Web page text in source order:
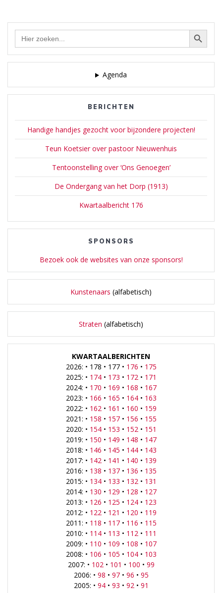
Zoek Zoekknop
Agenda
BERICHTEN
Handige handjes gezocht voor bijzondere projecten!
Teun Koetsier over pastoor Nieuwenhuis
Tentoonstelling over ‘Ons Genoegen’
De Ondergang van het Dorp (1913)
Kwartaalbericht 176
SPONSORS
Bezoek ook de websites van onze sponsors!
Kunstenaars (alfabetisch)
Straten (alfabetisch)
KWARTAALBERICHTEN
2026: • 178 • 177 • 176 • 175
2025: • 174• 173 • 172• 171
2024: • 170 • 169 • 168 • 167
2023: • 166 • 165 • 164• 163
2022: • 162• 161 • 160 • 159
2021: • 158 • 157• 156 • 155
2020: • 154• 153 • 152• 151
2019: • 150 • 149 • 148 • 147
2018: • 146 • 145 • 144• 143
2017: • 142• 141 • 140 • 139
2016: • 138 • 137• 136 • 135
2015: • 134• 133 • 132• 131
2014: • 130 • 129 • 128 • 127
2013: • 126 • 125 • 124• 123
2012: • 122• 121 • 120 • 119
2011: • 118 • 117• 116 • 115
2010: • 114• 113 • 112• 111
2009: • 110 • 109 • 108 • 107
2008: • 106 • 105 • 104• 103
2007: • 102• 101 • 100 • 99
2006: • 98 • 97• 96 • 95
2005: • 94• 93 • 92• 91